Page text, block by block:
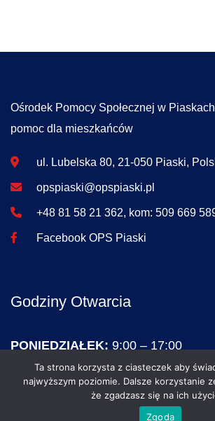
Ośrodek Pomocy Społecznej w
pomoc dla mieszkańców
ul. Lubelska 80, 21-050 Piaski,
opspiaski@opspiaski.pl
+48 81 58 21 362, kom: 509 669
Facebook OPS Piaski
Godziny Otwarcia
PONIEDZIAŁEK: 9:00 – 17:00
WTOREK – PIĄTEK:7:15 – 15:15
SOBOTA – NIEDZIELA:
Ta strona korzysta z ciasteczek aby
najwyższym poziomie. Dalsze korzystanie
że zgadzasz się na ich
Zgoda